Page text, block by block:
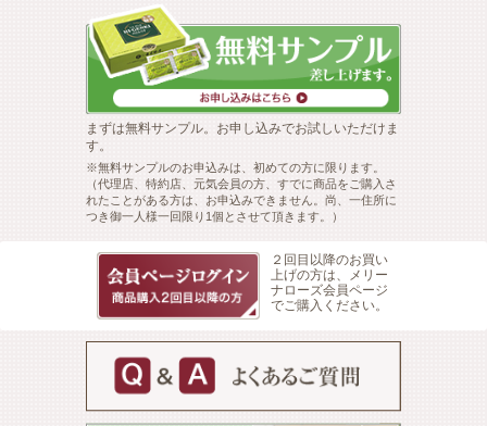
まずは無料サンプル。お申し込みでお試しいただけま
す。
※無料サンプルのお申込みは、初めての方に限ります。
（代理店、特約店、元気会員の方、すでに商品をご購入さ
れたことがある方は、お申込みできません。尚、一住所に
つき御一人様一回限り1個とさせて頂きます。）
２回目以降のお買い
上げの方は、メリー
ナローズ会員ページ
でご購入ください。